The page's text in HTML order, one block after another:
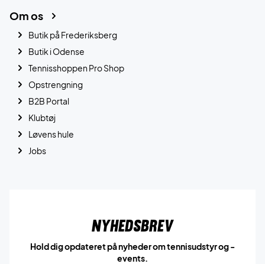
Om os
Butik på Frederiksberg
Butik i Odense
Tennisshoppen Pro Shop
Opstrengning
B2B Portal
Klubtøj
Løvens hule
Jobs
Nyhedsbrev
Hold dig opdateret på nyheder om tennisudstyr og -
events.